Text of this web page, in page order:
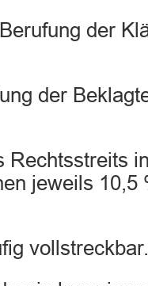
der
der
Rechtsstreits
jeweils 10,5
vollstreckbar.